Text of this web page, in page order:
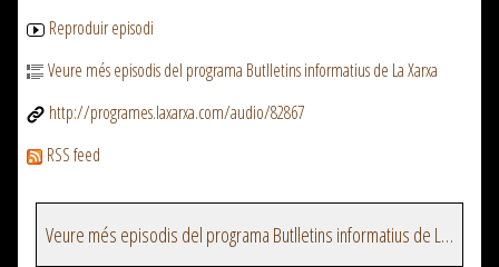
Reproduir episodi
Veure més episodis del programa Butlletins informatius de La Xarxa
http://programes.laxarxa.com/audio/82867
RSS feed
Veure més episodis del programa Butlletins informatius de La Xarxa